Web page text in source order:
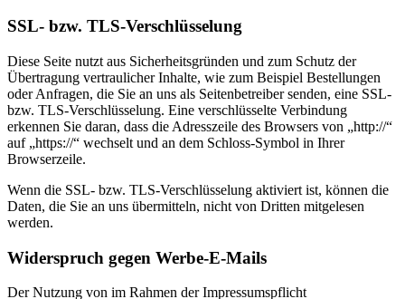
SSL- bzw. TLS-Verschlüsselung
Diese Seite nutzt aus Sicherheitsgründen und zum Schutz der
Übertragung vertraulicher Inhalte, wie zum Beispiel Bestellungen
oder Anfragen, die Sie an uns als Seitenbetreiber senden, eine SSL-
bzw. TLS-Verschlüsselung. Eine verschlüsselte Verbindung
erkennen Sie daran, dass die Adresszeile des Browsers von „http://“
auf „https://“ wechselt und an dem Schloss-Symbol in Ihrer
Browserzeile.
Wenn die SSL- bzw. TLS-Verschlüsselung aktiviert ist, können die
Daten, die Sie an uns übermitteln, nicht von Dritten mitgelesen
werden.
Widerspruch gegen Werbe-E-Mails
Der Nutzung von im Rahmen der Impressumspflicht